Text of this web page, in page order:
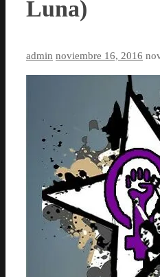
Luna)
admin noviembre 16, 2016